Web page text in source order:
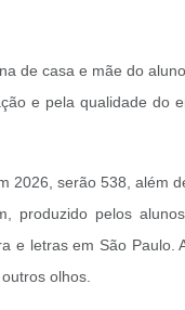
de casa e mãe do
e pela qualidade do
serão 538, além
produzido pelos
e letras em São Paulo.
olhos.